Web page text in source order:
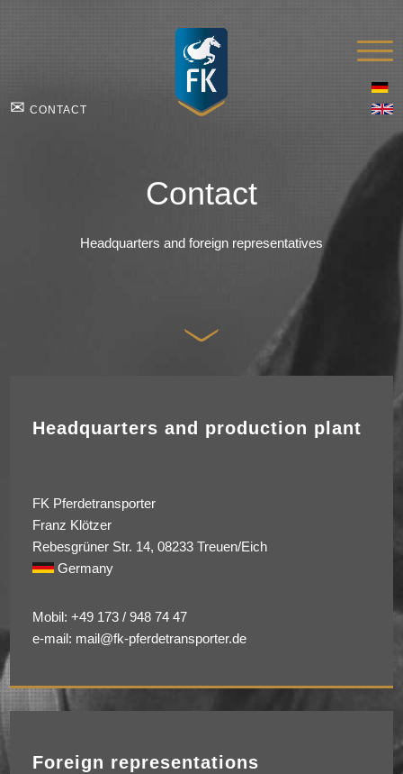
✉ CONTACT
Contact
Headquarters and foreign representatives
Headquarters and production plant
FK Pferdetransporter
Franz Klötzer
Rebesgrüner Str. 14, 08233 Treuen/Eich
Germany
Mobil: +49 173 / 948 74 47
e-mail: mail@fk-pferdetransporter.de
Foreign representations